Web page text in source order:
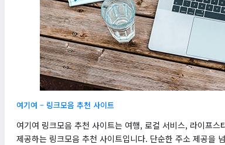
여기여 – 링크모음 추천 사이트
여기여 링크모음 추천 사이트는 여행, 로컬 서비스, 라이프
제공하는 링크모음 추천 사이트입니다. 단순한 주소 제공을